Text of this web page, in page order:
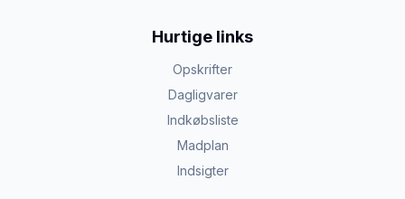
Hurtige links
Opskrifter
Dagligvarer
Indkøbsliste
Madplan
Indsigter